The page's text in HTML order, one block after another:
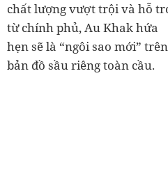
chất lượng vượt trội và hỗ
từ chính phủ, Au Khak hứa
hẹn sẽ là “ngôi sao mới” trên
bản đồ sầu riêng toàn cầu.